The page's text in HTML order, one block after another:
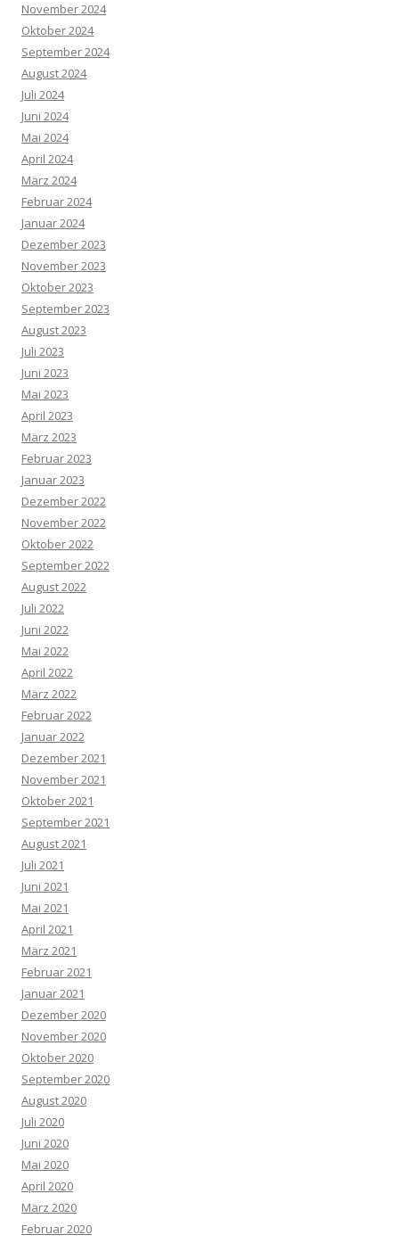
November 2024
Oktober 2024
September 2024
August 2024
Juli 2024
Juni 2024
Mai 2024
April 2024
März 2024
Februar 2024
Januar 2024
Dezember 2023
November 2023
Oktober 2023
September 2023
August 2023
Juli 2023
Juni 2023
Mai 2023
April 2023
März 2023
Februar 2023
Januar 2023
Dezember 2022
November 2022
Oktober 2022
September 2022
August 2022
Juli 2022
Juni 2022
Mai 2022
April 2022
März 2022
Februar 2022
Januar 2022
Dezember 2021
November 2021
Oktober 2021
September 2021
August 2021
Juli 2021
Juni 2021
Mai 2021
April 2021
März 2021
Februar 2021
Januar 2021
Dezember 2020
November 2020
Oktober 2020
September 2020
August 2020
Juli 2020
Juni 2020
Mai 2020
April 2020
März 2020
Februar 2020